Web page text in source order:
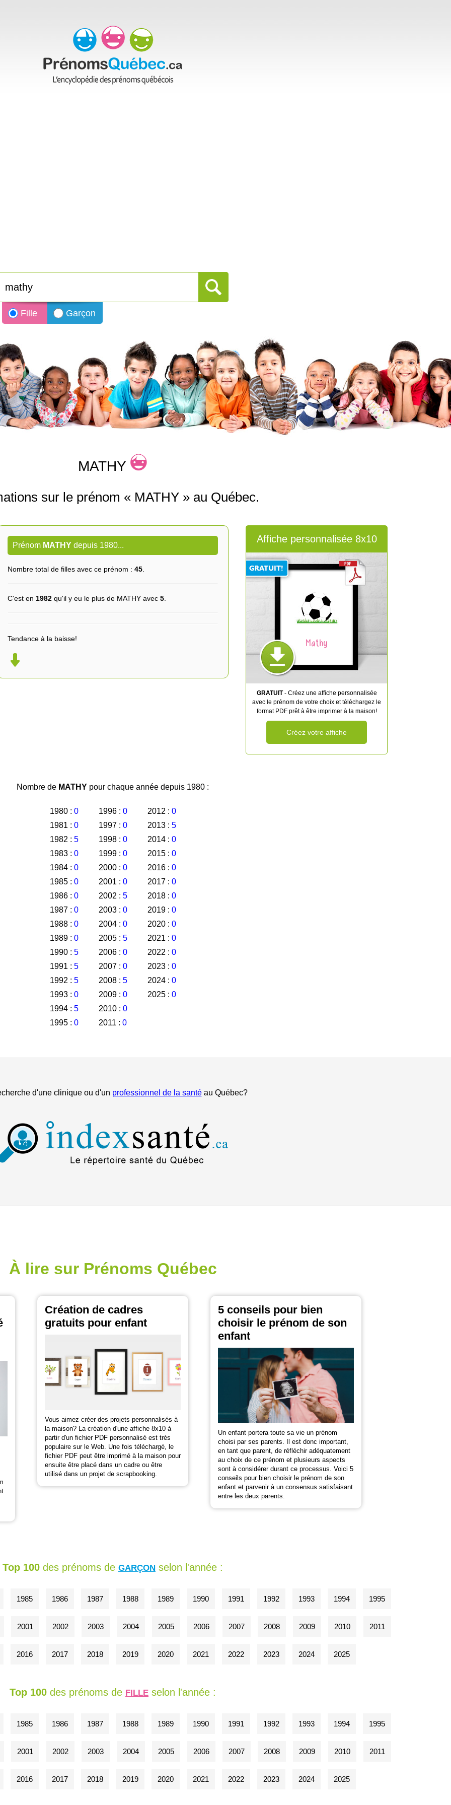
Fille Garçon
MATHY
sur le prénom « MATHY » au Québec.
Prénom MATHY depuis 1980...
Nombre total de filles avec ce prénom : 45
C'est en 1982 qu'il y eu le plus de MATHY avec 5
Tendance à la baisse!
Affiche personnalisée 8x10
Mathy
GRATUIT- Créez une affiche personnalisée
avec le prénom de votre choix et téléchargez le
format PDF prêt à être imprimer à la maison!
Créez votre affiche
Nombre de MATHY pour chaque année depuis 1980 :
1980 : 0
1981 : 0
1982 : 5
1983 : 0
1984 : 0
1985 : 0
1986 : 0
1987 : 0
1988 : 0
1989 : 0
1990 : 5
1991 : 5
1992 : 5
1993 : 0
1994 : 5
1995 : 0
1996 : 0
1997 : 0
1998 : 0
1999 : 0
2000 : 0
2001 : 0
2002 : 5
2003 : 0
2004 : 0
2005 : 5
2006 : 0
2007 : 0
2008 : 5
2009 : 0
2010 : 0
2011 : 0
2012 : 0
2013 : 5
2014 : 0
2015 : 0
2016 : 0
2017 : 0
2018 : 0
2019 : 0
2020 : 0
2021 : 0
2022 : 0
2023 : 0
2024 : 0
2025 : 0
d'une clinique ou d'un professionnel de la santéau Québec?
À lire sur Prénoms Québec
Création de cadres
gratuits pour enfant
Vous aimez créer des projets personnalisés à
la maison? La création d'une affiche 8x10 à
partir d'un fichier PDF personnalisé est très
populaire sur le Web. Une fois téléchargé, le
fichier PDF peut être imprimé à la maison pour
ensuite être placé dans un cadre ou être
utilisé dans un projet de scrapbooking.
5 conseils pour bien
choisir le prénom de son
enfant
Un enfant portera toute sa vie un prénom
choisi par ses parents. Il est donc important,
en tant que parent, de réfléchir adéquatement
au choix de ce prénom et plusieurs aspects
sont à considérer durant ce processus. Voici 5
conseils pour bien choisir le prénom de son
enfant et parvenir à un consensus satisfaisant
entre les deux parents.
Top 100 des prénoms de GARÇON selon l'année :
1985 1986 1987 1988 1989 1990 1991 1992 1993 1994 1995
2001 2002 2003 2004 2005 2006 2007 2008 2009 2010 2011
2016 2017 2018 2019 2020 2021 2022 2023 2024 2025
Top 100 des prénoms de FILLE selon l'année :
1985 1986 1987 1988 1989 1990 1991 1992 1993 1994 1995
2001 2002 2003 2004 2005 2006 2007 2008 2009 2010 2011
2016 2017 2018 2019 2020 2021 2022 2023 2024 2025